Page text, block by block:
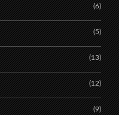
(6)
(5)
(13)
(12)
(9)